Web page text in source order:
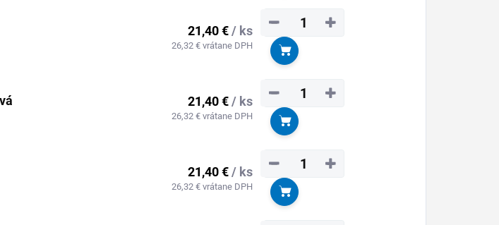
21,40 €/ ks
26,32 € vrátane DPH
+
−
Do košíka
21,40 €/ ks
26,32 € vrátane DPH
+
−
Do košíka
21,40 €/ ks
26,32 € vrátane DPH
+
−
Do košíka